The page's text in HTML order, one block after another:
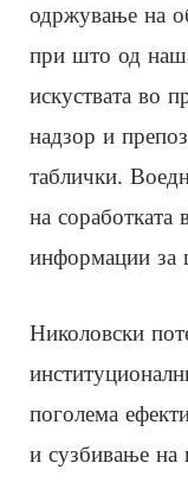
одржување на
при што од
искуствата во
надзор и
таблички.
на соработката
информации за
Николовски
поголема
и сузбивање на